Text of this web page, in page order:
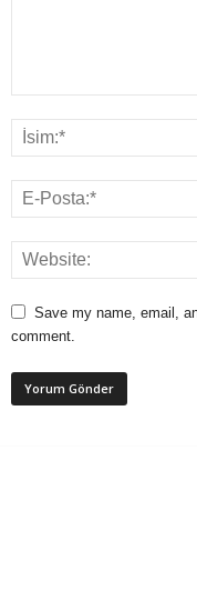
Save my name, email,
comment.